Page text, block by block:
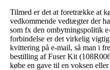
Tilmed er det at foretrække at
vedkommende vedtægter der
som fx den ombytningspolitik
forbindelse er det virkelig
kvittering på e-mail, så man i
bestilling af Fuser Kit
købe en gave til en voksen eller